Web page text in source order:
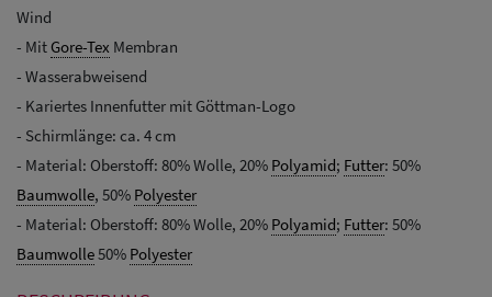
Wind
- Mit Gore-Tex Membran
- Wasserabweisend
- Kariertes Innenfutter mit Göttman-Logo
- Schirmlänge: ca. 4 cm
- Material: Oberstoff: 80% Wolle, 20% Polyamid; Futter: 50%
Baumwolle, 50% Polyester
- Material: Oberstoff: 80% Wolle, 20% Polyamid; Futter: 50%
Baumwolle50% Polyester